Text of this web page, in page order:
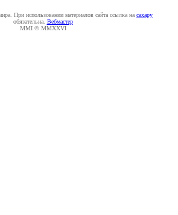
При использовании материалов сайта ссылка на caxapу
обязательна. Вебмастер
MMI © MMXXVI